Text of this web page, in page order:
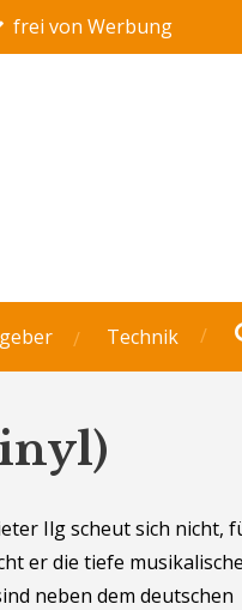
frei von Werbung
Technik
Ilg scheut sich nicht,
er die tiefe musikalische
neben dem deutschen